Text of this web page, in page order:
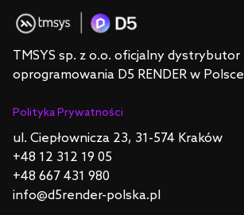
TMSYS sp. z o.o. oficjalny dystrybutor
oprogramowania D5 RENDER w Polsce
Polityka Prywatności
ul. Ciepłownicza 23, 31-574 Kraków
+48 12 312 19 05
+48 667 431 980
info@d5render-polska.pl